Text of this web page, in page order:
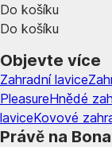
Do košíku
Do košíku
Objevte více
Zahradní lavice
PleasureHnědé
laviceKovové
Právě na